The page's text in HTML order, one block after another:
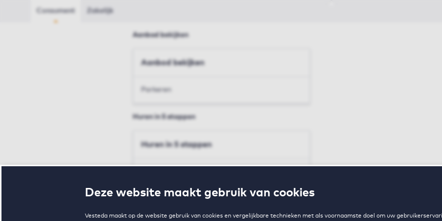
Deze website maakt gebruik van cookies
Vesteda maakt op de website gebruik van cookies en vergelijkbare technieken met als voornaamste doel om uw
Consument Zakelijk
Aanbod bekijken
Aanbod bekijken
Parkeren
Huren in 5 stappen
Huren in 5 stappen
Voorwaarden en toewijzing